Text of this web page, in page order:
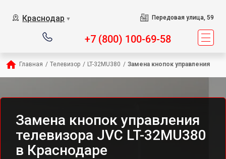
Краснодар ▼ Передовая улица, 59
+7 (800) 100-69-58
Главная / Телевизор / LT-32MU380 / Замена кнопок управления
Замена кнопок управления
телевизора JVC LT-32MU380
в Краснодаре